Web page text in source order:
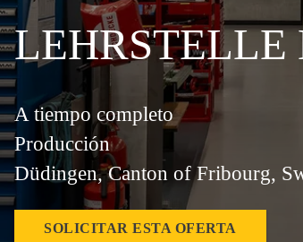
LEHRSTELLE
A tiempo completo
Producción
Düdingen, Canton of Fribourg,
SOLICITAR ESTA OFERTA